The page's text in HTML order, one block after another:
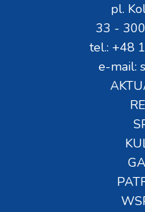
pl.
33 -
tel.: +48
e-mail: